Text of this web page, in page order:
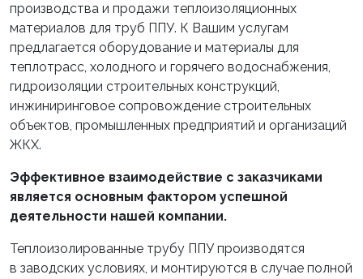
производства и продажи теплоизоляционных
материалов для труб ППУ. К Вашим услугам
предлагается оборудование и материалы для
теплотрасс, холодного и горячего водоснабжения,
гидроизоляции строительных конструкций,
инжиниринговое сопровождение строительных
объектов, промышленных предприятий и организаций
ЖКХ.
Эффективное взаимодействие с заказчиками
является основным фактором успешной
деятельности нашей компании.
Теплоизолированные трубу ППУ производятся
в заводских условиях, и монтируются в случае полной